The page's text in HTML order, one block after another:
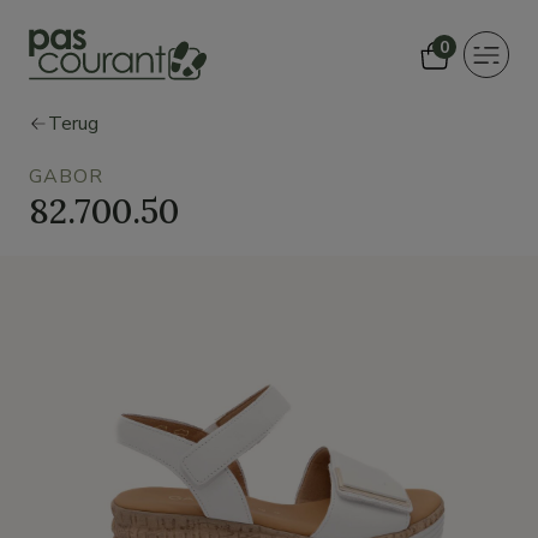
0
Toggle
Terug
GABOR
82.700.50